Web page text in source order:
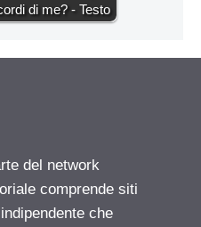
di me? - Testo
del network
comprende siti
che